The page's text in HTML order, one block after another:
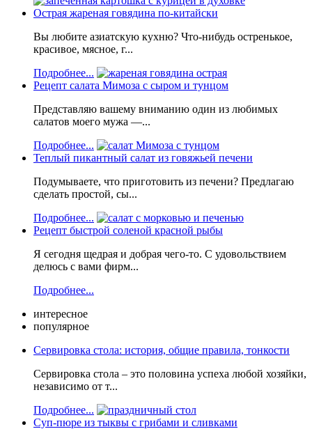
Острая жареная говядина по-китайски
Вы любите азиатскую кухню? Что-нибудь остренькое,
красивое, мясное, г...
Подробнее...
Рецепт салата Мимоза с сыром и тунцом
Представляю вашему вниманию один из любимых
салатов моего мужа —...
Подробнее...
Теплый пикантный салат из говяжьей печени
Подумываете, что приготовить из печени? Предлагаю
сделать простой, сы...
Подробнее...
Рецепт быстрой соленой красной рыбы
Я сегодня щедрая и добрая чего-то. С удовольствием
делюсь с вами фирм...
Подробнее...
интересное
популярное
Сервировка стола: история, общие правила, тонкости
Сервировка стола – это половина успеха любой хозяйки,
независимо от т...
Подробнее...
Суп-пюре из тыквы с грибами и сливками